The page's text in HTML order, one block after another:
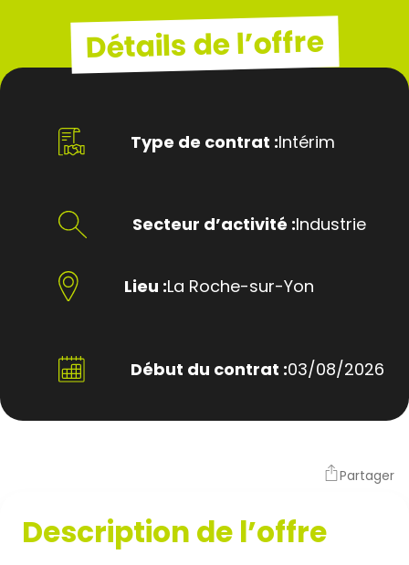
Détails de l’offre
Type de contrat :Intérim
Secteur d’activité :Industrie
Lieu :La Roche-sur-Yon
Début du contrat :03/08/2026
Partager
Description de l’offre